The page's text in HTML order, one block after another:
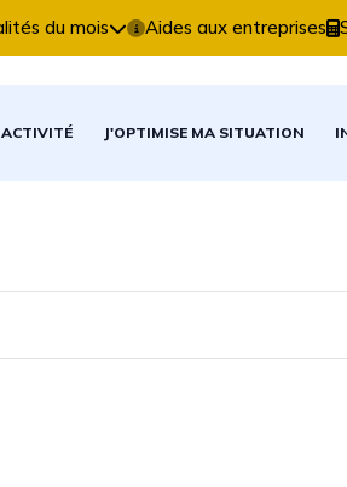
dans vos décisions
du mois Aides aux entreprises
ACTIVITÉ J'OPTIMISE MA SITUATION